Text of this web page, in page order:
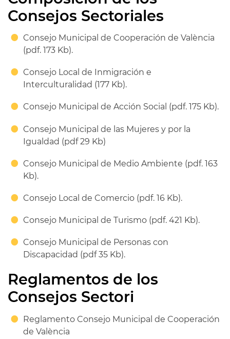
Consejos Sectoriales
Consejo Municipal de Cooperación de València
(pdf. 173 Kb).
Consejo Local de Inmigración e
Interculturalidad (177 Kb).
Consejo Municipal de Acción Social (pdf. 175 Kb).
Consejo Municipal de las Mujeres y por la
Igualdad (pdf 29 Kb)
Consejo Municipal de Medio Ambiente (pdf. 163
Kb).
Consejo Local de Comercio (pdf. 16 Kb).
Consejo Municipal de Turismo (pdf. 421 Kb).
Consejo Municipal de Personas con
Discapacidad (pdf 35 Kb).
Reglamentos de los
Consejos Sectori
Reglamento Consejo Municipal de Cooperación
de València